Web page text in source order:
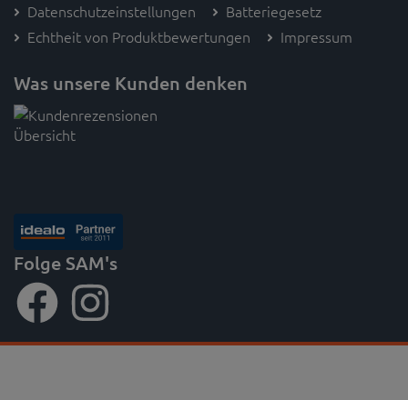
Datenschutzeinstellungen
Batteriegesetz
Echtheit von Produktbewertungen
Impressum
Was unsere Kunden denken
Folge SAM's